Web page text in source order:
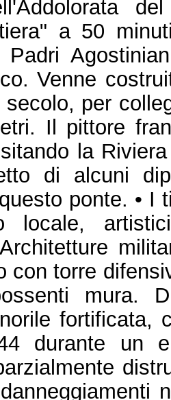
a 50
Padri
Venne
per
Il pittore
la
di alcuni
ponte. • I
locale,
con torre
mura.
fortificata,
durante un